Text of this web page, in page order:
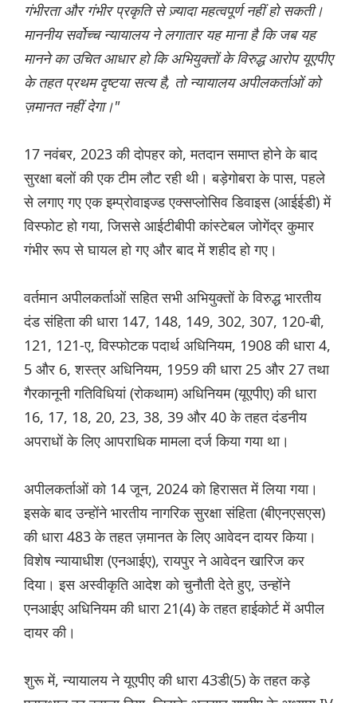
गंभीरता और गंभीर प्रकृति से ज़्यादा महत्वपूर्ण नहीं हो सकती।
माननीय सर्वोच्च न्यायालय ने लगातार यह माना है कि जब यह
मानने का उचित आधार हो कि अभियुक्तों के विरुद्ध आरोप यूएपीए
के तहत प्रथम दृष्टया सत्य है, तो न्यायालय अपीलकर्ताओं को
ज़मानत नहीं देगा।"
17 नवंबर, 2023 की दोपहर को, मतदान समाप्त होने के बाद
सुरक्षा बलों की एक टीम लौट रही थी। बड़ेगोबरा के पास, पहले
से लगाए गए एक इम्प्रोवाइज्ड एक्सप्लोसिव डिवाइस (आईईडी) में
विस्फोट हो गया, जिससे आईटीबीपी कांस्टेबल जोगेंद्र कुमार
गंभीर रूप से घायल हो गए और बाद में शहीद हो गए।
वर्तमान अपीलकर्ताओं सहित सभी अभियुक्तों के विरुद्ध भारतीय
दंड संहिता की धारा 147, 148, 149, 302, 307, 120-बी,
121, 121-ए, विस्फोटक पदार्थ अधिनियम, 1908 की धारा 4,
5 और 6, शस्त्र अधिनियम, 1959 की धारा 25 और 27 तथा
गैरकानूनी गतिविधियां (रोकथाम) अधिनियम (यूएपीए) की धारा
16, 17, 18, 20, 23, 38, 39 और 40 के तहत दंडनीय
अपराधों के लिए आपराधिक मामला दर्ज किया गया था।
अपीलकर्ताओं को 14 जून, 2024 को हिरासत में लिया गया।
इसके बाद उन्होंने भारतीय नागरिक सुरक्षा संहिता (बीएनएसएस)
की धारा 483 के तहत ज़मानत के लिए आवेदन दायर किया।
विशेष न्यायाधीश (एनआईए), रायपुर ने आवेदन खारिज कर
दिया। इस अस्वीकृति आदेश को चुनौती देते हुए, उन्होंने
एनआईए अधिनियम की धारा 21(4) के तहत हाईकोर्ट में अपील
दायर की।
शुरू में, न्यायालय ने यूएपीए की धारा 43डी(5) के तहत कड़े